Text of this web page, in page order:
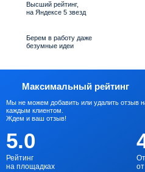
Высший рейтинг,
на Яндексе 5 звезд
Берем в работу даже
безумные идеи
Максимальный рейтинг
Мы не можем добавить или удалить отзыв
каждым клиентом.
Ждем и ваш отзыв!
5.0
Рейтинг
на площадках